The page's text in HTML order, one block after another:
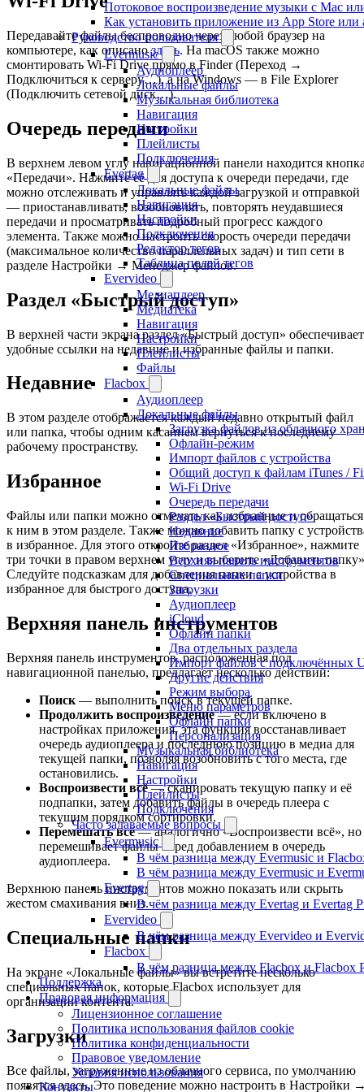
Потоковое воспроизведение музыки с Mac
Как установить приложение из App Store
Руководство пользователя
Evermusic
Аудиоплеер
Локальные файлы
Музыкальная библиотека
Навигация
Настройки
Плейлисты
Подключения
Evertag
Локальные файлы
Навигация
Настройки
Подключения
Редактор тегов
Таблица полей тегов
Evervideo
Медиаплеер
Медиатека
Навигация
Настройки
Плейлисты
Файлы
Flacbox
Аудиоплеер
Локальные файлы
Загрузка файлов из облачного
Офлайн-режим
Импорт файлов с устройства
Общий доступ к файлам iTunes /
Wi-Fi Drive
Очередь передачи
Раздел «Быстрый доступ»
Недавние
Избранное
Верхняя панель инструментов
Специальные папки
Загрузки
Аудиоплеер
iCloud
Офлайн папки
Два отдельных раздела
Импорт файлов с подключённых
Другие действия
Режим выбора
Меню параметров
Офлайн папки
Персонализация
Музыкальная библиотека
Навигация
Настройки
Плейлисты
Подключения
Часто задаваемые вопросы
Evermusic
В чём разница между Evermusic и
В чём разница между Evermusic и
Evertag
В чём разница между Evertag и Evertag
Evervideo
В чём разница между Evervideo и
Flacbox
В чём разница между Flacbox и Flacbox
Поддержка
Правовая информация
Лицензионное соглашение
Политика использования файлов cookie
Политика конфиденциальности
Правовое уведомление
Условия использования
Контакты
Передавайте файлы беспроводно через любой браузер на
компьютере, как описаноздесь. На macOS также можно
смонтировать Wi-Fi Drive прямо в Finder (Переход →
Подключиться к серверу…), а на Windows — в File Explorer
(Подключить сетевой диск…).
Очередь передачи
В верхнем левом углу навигационной панели находится
«Передачи». Нажмите её для доступа к очереди передачи, где
можно отслеживать и управлять каждой загрузкой и отправкой
— приостанавливать, возобновлять, повторять неудавшиеся
передачи и просматривать подробный прогресс каждого
элемента. Также можно настроить скорость очереди передачи
(максимальное количество параллельных задач) и тип сети в
разделе Настройки → Менеджер файлов.
Раздел «Быстрый доступ»
В верхней части экрана раздел «Быстрый доступ» обеспечивает
удобные ссылки на недавние и избранные файлы и папки.
Недавние
В этом разделе отображается каждый недавно открытый файл
или папка, чтобы одним касанием вернуться к последнему
рабочему пространству.
Избранное
Файлы или папки можно отмечать как избранные и обращаться
к ним в этом разделе. Также можно добавить папку с
в избранное. Для этого откройте раздел «Избранное», нажмите
три точки в правом верхнем углу и выберите «Добавить
Следуйте подсказкам для добавления папки с устройства в
избранное для быстрого доступа.
Верхняя панель инструментов
Верхняя панель инструментов, расположенная под
навигационной панелью, предлагает несколько действий:
Поиск — выполнить поиск в текущей папке.
Продолжить воспроизведение— если включено в
настройках приложения, эта функция восстанавливает
очередь аудиоплеера и последнюю позицию в медиа для
текущей папки, позволяя возобновить с того места, где
остановились.
Воспроизвести всё— сканировать текущую папку и её
подпапки, затем добавить файлы в очередь плеера с
текущим порядком сортировки.
Перемешать всё— аналогично «Воспроизвести всё», но
перемешивает файлы перед добавлением в очередь
аудиоплеера.
Верхнюю панель инструментов можно показать или скрыть
жестом смахивания вниз.
Специальные папки
На экране «Локальные файлы» вы встретите несколько
специальных папок, которые Flacbox использует для
организации контента.
Загрузки
Все файлы, загруженные из облачного сервиса, по умолчанию
появятся здесь. Это поведение можно настроить в Настройки